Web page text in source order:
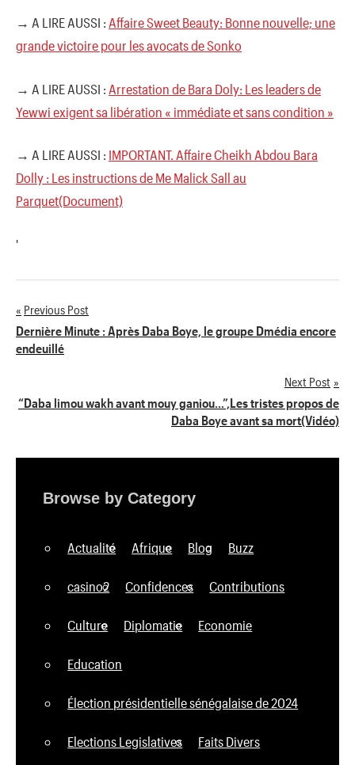
→ A LIRE AUSSI : Affaire Sweet Beauty: Bonne nouvelle; une
grande victoire pour les avocats de Sonko
→ A LIRE AUSSI : Arrestation de Bara Doly: Les leaders de
Yewwi exigent sa libération « immédiate et sans condition »
→ A LIRE AUSSI : IMPORTANT. Affaire Cheikh Abdou Bara
Dolly : Les instructions de Me Malick Sall au
Parquet(Document)
'
Navigation
de
Previous Post
Dernière Minute : Après Daba Boye, le groupe Dmédia encore
endeuillé
Next Post
“Daba limou wakh avant mouy ganiou…”,Les tristes propos de
Daba Boye avant sa mort(Vidéo)
Browse by Category
Actualité Afrique Blog Buzz
casino2 Confidences Contributions
Culture Diplomatie Economie
Education
Élection présidentielle sénégalaise de 2024
Elections Legislatives Faits Divers